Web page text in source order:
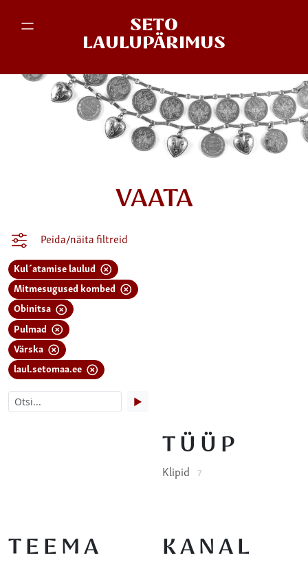
SETO
LAULUPÄRIMUS
VAATA
Peida/näita filtreid
Kul´atamise laulud
Mitmesugused kombed
Obinitsa
Pulmad
Värska
laul.setomaa.ee
▶
TÜÜP
Klipid 7
TEEMA KANAL